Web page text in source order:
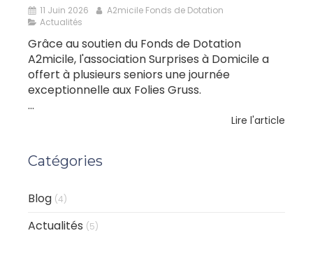
11 Juin 2026
A2micile Fonds de Dotation
Actualités
Grâce au soutien du Fonds de Dotation
A2micile, l'association Surprises à Domicile a
offert à plusieurs seniors une journée
exceptionnelle aux Folies Gruss.
...
Lire l'article
Catégories
Blog (4)
Actualités (5)